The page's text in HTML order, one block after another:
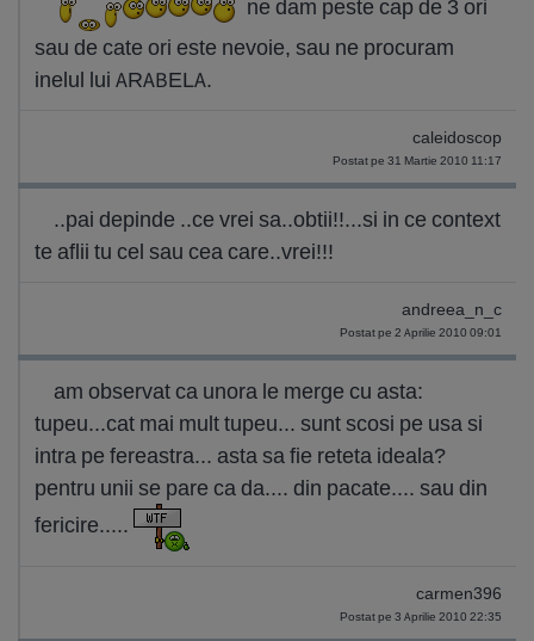
ne dam peste cap de 3 ori
sau de cate ori este nevoie, sau ne procuram
inelul lui ARABELA.
caleidoscop
Postat pe 31 Martie 2010 11:17
..pai depinde ..ce vrei sa..obtii!!...si in ce context
te aflii tu cel sau cea care..vrei!!!
andreea_n_c
Postat pe 2 Aprilie 2010 09:01
am observat ca unora le merge cu asta:
tupeu...cat mai mult tupeu... sunt scosi pe usa si
intra pe fereastra... asta sa fie reteta ideala?
pentru unii se pare ca da.... din pacate.... sau din
fericire.....
carmen396
Postat pe 3 Aprilie 2010 22:35